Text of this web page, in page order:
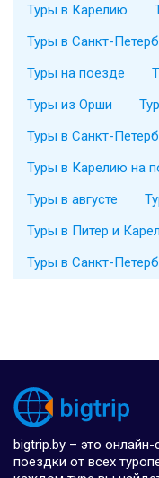
Туры в Карелию
Туры в Санкт-
Туры на поезде
Туры из Орши
Туры в Санкт-
Туры в Карелию на
Туры в августе
Туры в Питер и
Туры в Санкт-
bigtrip.by – это
поездки от всех